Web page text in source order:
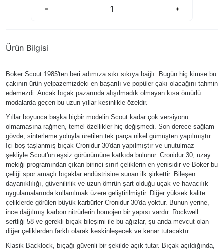
Ürün Bilgisi
Boker Scout 1985'ten beri adımıza sıkı sıkıya bağlı. Bugün hiç kimse bu
çakının ürün yelpazemizdeki en başarılı ve popüler çakı olacağını tahmin
edemezdi. Ancak bıçak pazarında alışılmadık olmayan kısa ömürlü
modalarda geçen bu uzun yıllar kesinlikle özeldir.
Yıllar boyunca başka hiçbir modelin Scout kadar çok versiyonu
olmamasına rağmen, temel özellikler hiç değişmedi. Son derece sağlam
gövde, sinterleme yoluyla üretilen tek parça nikel gümüşten yapılmıştır.
İçi boş taşlanmış bıçak Cronidur 30'dan yapılmıştır ve unutulmaz
şekliyle Scout'un eşsiz görünümüne katkıda bulunur. Cronidur 30, uzay
mekiği programından çıkan birinci sınıf çeliklerin en yenisidir ve Boker bu
çeliği spor amaçlı bıçaklar endüstrisine sunan ilk şirkettir. Bileşen
dayanıklılığı, güvenilirlik ve uzun ömrün şart olduğu uçak ve havacılık
uygulamalarında kullanılmak üzere geliştirilmiştir. Diğer yüksek kalite
çeliklerde görülen büyük karbürler Cronidur 30'da yoktur. Bunun yerine,
ince dağılmış karbon nitrürlerin homojen bir yapısı vardır. Rockwell
sertliği 58 ve gerekli bıçak bileşimi ile bu ağızlar, şu anda mevcut olan
diğer çeliklerden farklı olarak keskinleşecek ve kenar tutacaktır.
Klasik Backlock, bıçağı güvenli bir şekilde açık tutar. Bıçak açıldığında,